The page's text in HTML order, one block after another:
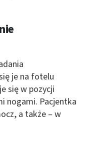
je na fotelu
się w pozycji
nogami. Pacjentka
a także – w